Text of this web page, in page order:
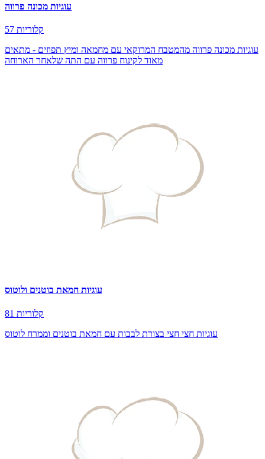
עוגיות מכונה פרווה
57 קלוריות
עוגיות מכונה פרווה מהמטבח המרוקאי עם מחמאה ומיץ תפוזים - מתאים
מאוד לקינוח פרווה עם התה שלאחר הארוחה
עוגיות חמאת בוטנים ולוטוס
81 קלוריות
עוגיות חצי חצי בצורת לבבות עם חמאת בוטנים וממרח לוטוס